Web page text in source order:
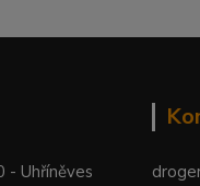
- Uhříněves